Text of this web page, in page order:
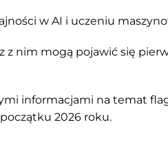
w AI i uczeniu
z nim mogą pojawić się
informacjami na temat
2026 roku.